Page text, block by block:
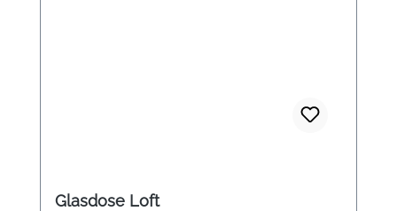
Glasdose Loft